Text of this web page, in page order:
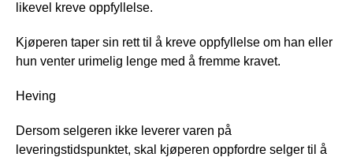
likevel kreve oppfyllelse.
Kjøperen taper sin rett til å kreve oppfyllelse om han eller
hun venter urimelig lenge med å fremme kravet.
Heving
Dersom selgeren ikke leverer varen på
leveringstidspunktet, skal kjøperen oppfordre selger til å